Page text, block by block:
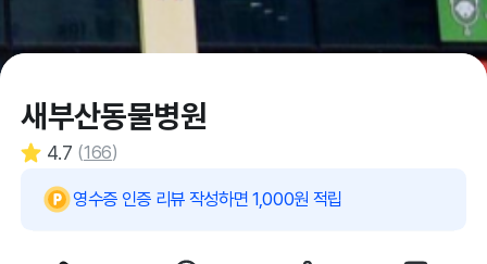
새부산동물병원
4.7 (166)
영수증 인증 리뷰 작성하면 1,000원 적립